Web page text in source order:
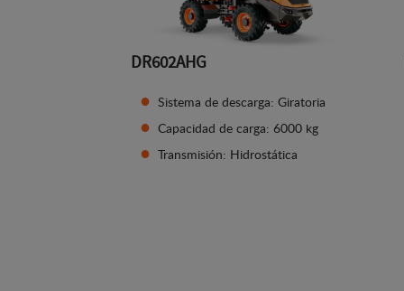
DR602AHG
Sistema de descarga: Giratoria
Capacidad de carga: 6000 kg
Transmisión: Hidrostática